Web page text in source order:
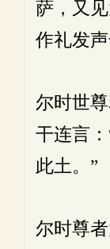
萨，又
作礼发声
尔时世
干连言
此土。”
尔时尊